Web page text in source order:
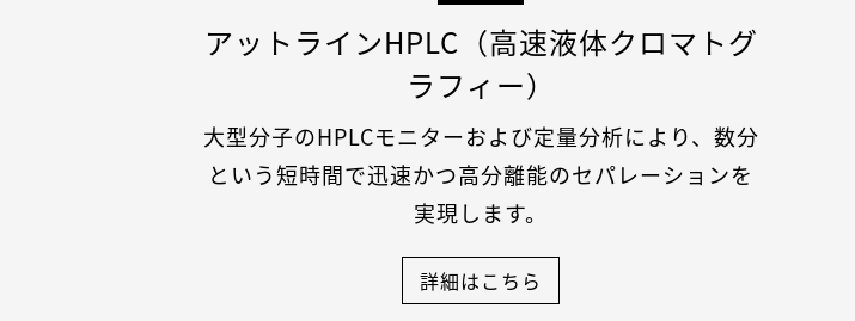
アットラインHPLC（高速液体クロマトグ
ラフィー）
大型分子のHPLCモニターおよび定量分析により、数分
という短時間で迅速かつ高分離能のセパレーションを
実現します。
詳細はこちら